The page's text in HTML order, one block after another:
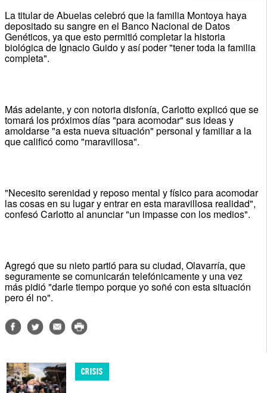
La titular de Abuelas celebró que la familia Montoya haya
depositado su sangre en el Banco Nacional de Datos
Genéticos, ya que esto permitió completar la historia
biológica de Ignacio Guido y así poder "tener toda la familia
completa".
Más adelante, y con notoria disfonía, Carlotto explicó que se
tomará los próximos días "para acomodar" sus ideas y
amoldarse "a esta nueva situación" personal y familiar a la
que calificó como "maravillosa".
"Necesito serenidad y reposo mental y físico para acomodar
las cosas en su lugar y entrar en esta maravillosa realidad",
confesó Carlotto al anunciar "un impasse con los medios".
Agregó que su nieto partió para su ciudad, Olavarría, que
seguramente se comunicarán telefónicamente y una vez
más pidió "darle tiempo porque yo soñé con esta situación
pero él no".
CRISIS